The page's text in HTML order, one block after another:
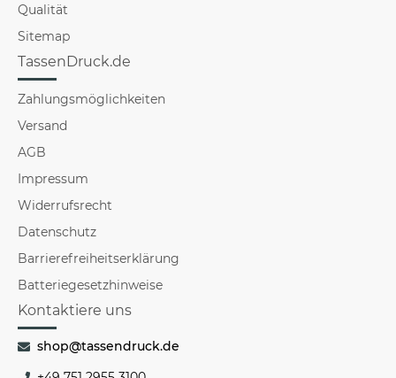
Qualität
Sitemap
TassenDruck.de
Zahlungsmöglichkeiten
Versand
AGB
Impressum
Widerrufsrecht
Datenschutz
Barrierefreiheitserklärung
Batteriegesetzhinweise
Kontaktiere uns
shop@tassendruck.de